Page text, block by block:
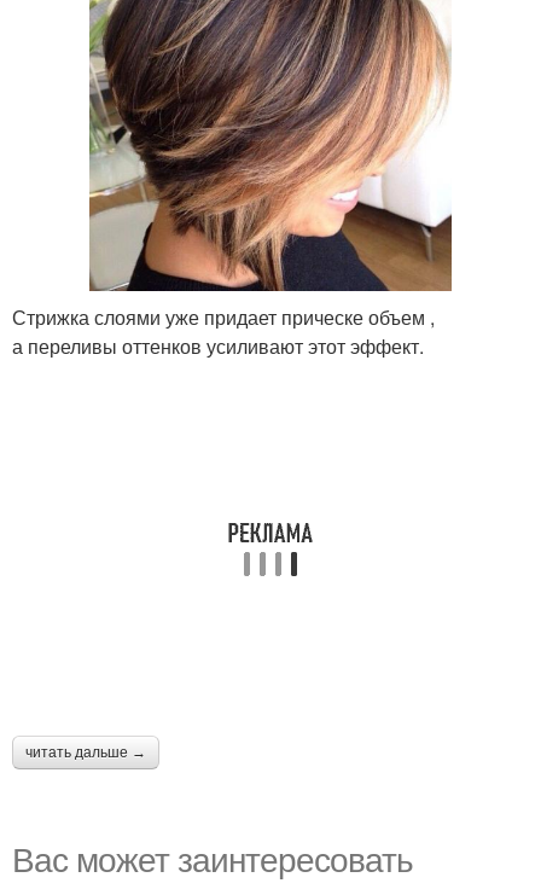
Стрижка слоями уже придает прическе объем ,
а переливы оттенков усиливают этот эффект.
читать дальше →
Вас может заинтересовать